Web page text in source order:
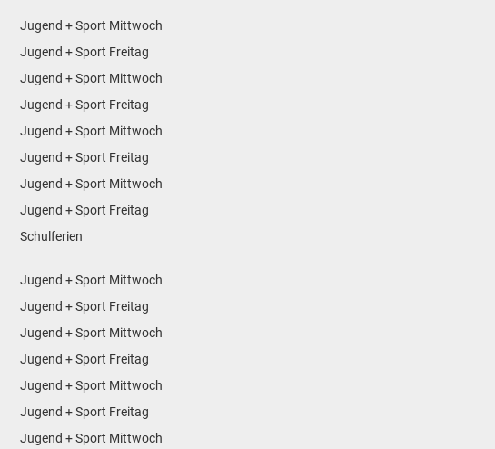
Jugend + Sport Mittwoch
Jugend + Sport Freitag
Jugend + Sport Mittwoch
Jugend + Sport Freitag
Jugend + Sport Mittwoch
Jugend + Sport Freitag
Jugend + Sport Mittwoch
Jugend + Sport Freitag
Schulferien
Jugend + Sport Mittwoch
Jugend + Sport Freitag
Jugend + Sport Mittwoch
Jugend + Sport Freitag
Jugend + Sport Mittwoch
Jugend + Sport Freitag
Jugend + Sport Mittwoch